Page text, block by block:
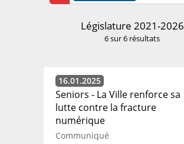
Législature 2021-2026
6 sur 6 résultats
16.01.2025
Seniors - La Ville renforce sa
lutte contre la fracture
numérique
Communiqué